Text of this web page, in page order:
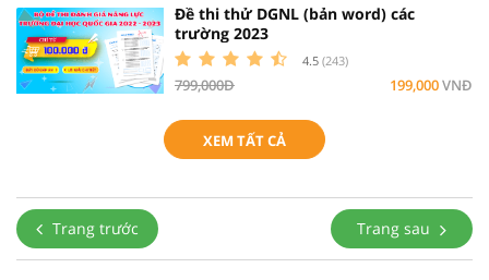
Đề thi thử DGNL (bản word) các
trường 2023
4.5 (243)
799,000Đ 199,000VNĐ
XEM TẤT CẢ
Trang trước Trang sau